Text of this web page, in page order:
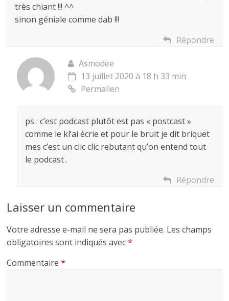
très chiant !!! ^^
sinon géniale comme dab !!!
Répondre
Asmodee
13 juillet 2020 à 18 h 33 min
Permalien
ps : c’est podcast plutôt est pas « postcast »
comme le kl’ai écrie et pour le bruit je dit briquet
mes c’est un clic clic rebutant qu’on entend tout
le podcast .
Répondre
Laisser un commentaire
Votre adresse e-mail ne sera pas publiée. Les champs
obligatoires sont indiqués avec*
Commentaire*